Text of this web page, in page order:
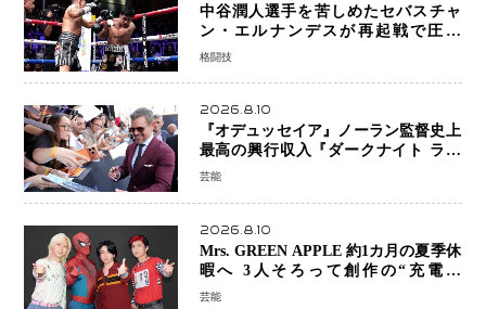
中谷潤人選手を苦しめたセバスチャ
ン・エルナンデスが再起戦で圧巻
KO 2回で相手を沈める…次戦は亀田
格闘技
2026.8.10
『オデュッセイア』ノーラン監督史上
最高の興行収入『ダークナイト ライ
ジング』超え、世界で11億ドル突破
芸能
2026.8.10
Mrs. GREEN APPLE 約1カ月の夏季休
暇へ 3人そろって創作の“充電期
間”「自分らしいインプットを」
芸能